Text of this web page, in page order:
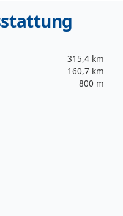
315,4 km
160,7 km
800 m